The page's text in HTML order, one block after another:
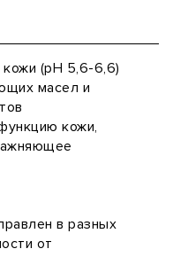
(pH 5,6-6,6)
масел и
кожи,
в разных
от